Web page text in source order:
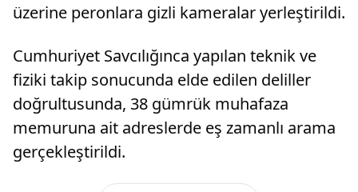
üzerine peronlara gizli kameralar yerleştirildi.
Cumhuriyet Savcılığınca yapılan teknik ve
fiziki takip sonucunda elde edilen deliller
doğrultusunda, 38 gümrük muhafaza
memuruna ait adreslerde eş zamanlı arama
gerçekleştirildi.